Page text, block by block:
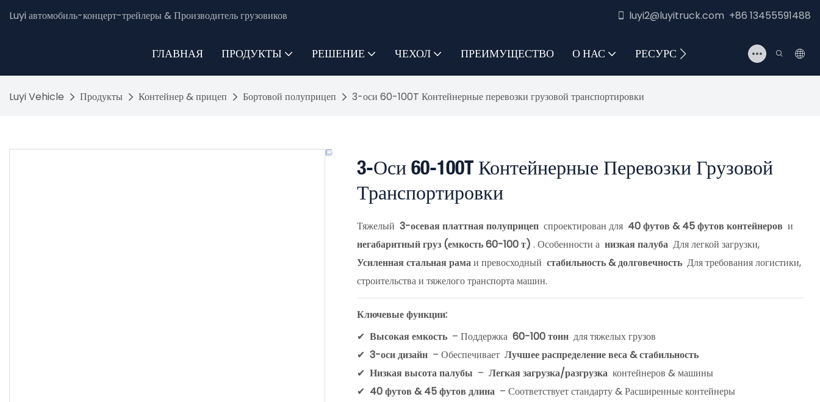
Luyi автомобиль-концерт-трейлеры & Производитель грузовиков luyi2@luyitruck.com +86 13455591488
ГЛАВНАЯ ПРОДУКТЫ РЕШЕНИЕ ЧЕХОЛ ПРЕИМУЩЕСТВО О НАС РЕСУРС СВЯЖИТЕСЬ С НАМИ
Luyi Vehicle Продукты Контейнер & прицеп Бортовой полуприцеп 3-оси 60-100T Контейнерные перевозки грузовой транспортировки
3-Оси 60-100T Контейнерные Перевозки Грузовой
Транспортировки
Тяжелый 3-осевая платтная полуприцеп спроектирован для 40 футов & 45 футов контейнеров и
негабаритный груз (емкость 60-100 т) . Особенности а низкая палуба Для легкой загрузки,
Усиленная стальная рамаи превосходный стабильность & долговечность Для требования логистики,
строительства и тяжелого транспорта машин.
Ключевые функции:
✔ Высокая емкость – Поддержка 60-100 тонн для тяжелых грузов
✔ 3-оси дизайн – Обеспечивает Лучшее распределение веса & стабильность
✔ Низкая высота палубы – Легкая загрузка/разгрузка контейнеров & машины
✔ 40 футов & 45 футов длина – Соответствует стандарту & Расширенные контейнеры